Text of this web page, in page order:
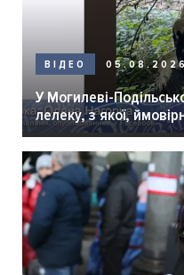
ВІДЕО
У Могилеві-
лелеку, з якої,